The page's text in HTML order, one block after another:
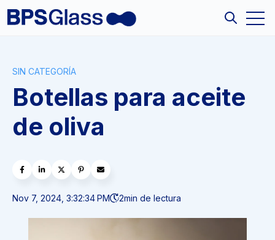
Open
SIN CATEGORÍA
Botellas para aceite
de oliva
Nov 7, 2024, 3:32:34 PM 2min de lectura